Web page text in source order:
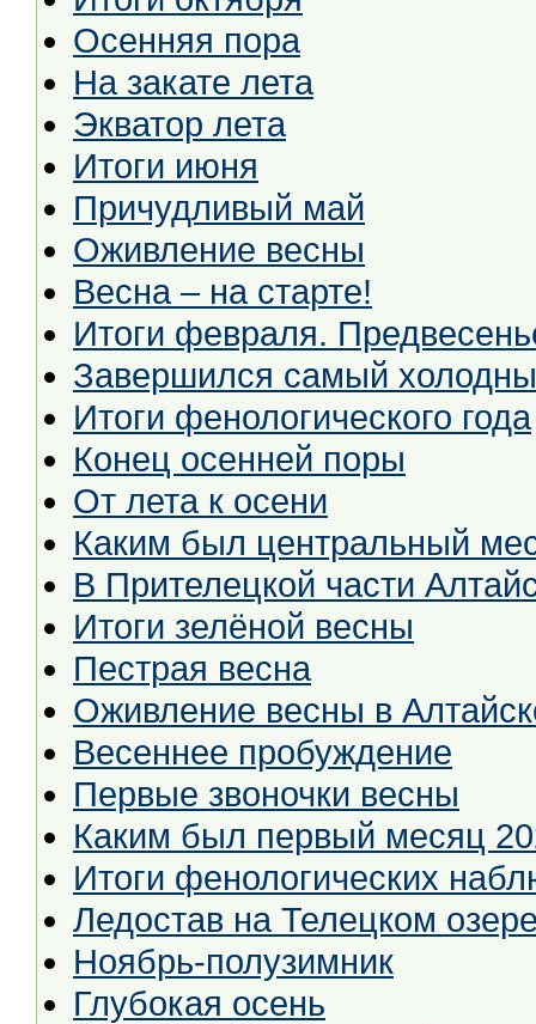
Осенняя пора
На закате лета
Экватор лета
Итоги июня
Причудливый май
Оживление весны
Весна – на старте!
Итоги февраля.
Завершился самый
Итоги фенологического года
Конец осенней поры
От лета к осени
Каким был центральный
В Прителецкой части
Итоги зелёной весны
Пестрая весна
Оживление весны в
Весеннее пробуждение
Первые звоночки весны
Каким был первый месяц
Итоги фенологических
Ледостав на Телецком
Ноябрь-полузимник
Глубокая осень